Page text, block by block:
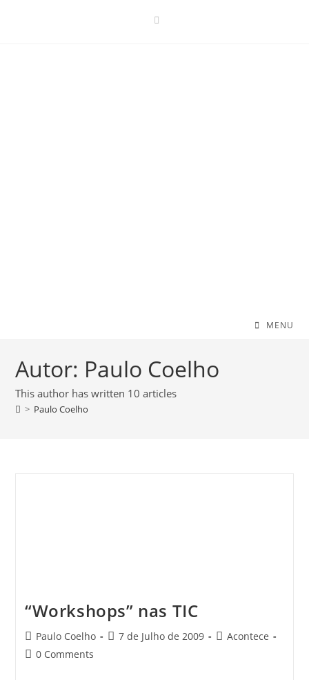
MENU
Autor: Paulo Coelho
This author has written 10 articles
> Paulo Coelho
“Workshops” nas TIC
Post
author:
Paulo Coelho
Post7 de Julho de 2009
PostAcontece
Post0 Comments